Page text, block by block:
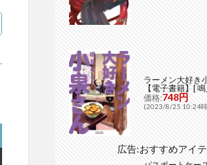
ラーメン大好き
【電子書籍】[
価格:748円
(2023/8/25 10:24
広告:おすすめアイ